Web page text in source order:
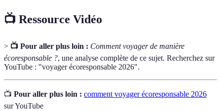
📺 Ressource Vidéo
> 📺 Pour aller plus loin : Comment voyager de manière
écoresponsable ?, une analyse complète de ce sujet. Recherchez sur
YouTube : "voyager écoresponsable 2026".
📺 Pour aller plus loin : comment voyager écoresponsable 2026
sur YouTube